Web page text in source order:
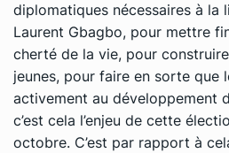
diplomatiques nécessaires à la
Laurent Gbagbo, pour mettre
cherté de la vie, pour
jeunes, pour faire en sorte que
activement au développement
c’est cela l’enjeu de cette
octobre. C’est par rapport à